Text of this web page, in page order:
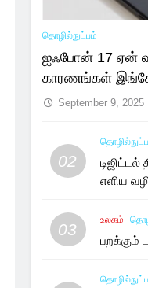
தொழில்நுட்பம்
ஐஃபோன் 17 ஏன்
காரணங்கள்
September 9, 2025
02
டிஜிட்டல்
எளிய
03
உலகம்
பறக்கும்